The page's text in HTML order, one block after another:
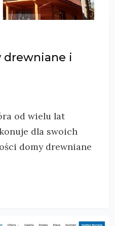
drewniane i
od wielu lat
dla swoich
domy drewniane